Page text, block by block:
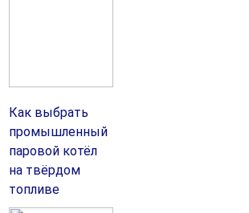
Как выбрать
промышленный
паровой котёл
на твёрдом
топливе